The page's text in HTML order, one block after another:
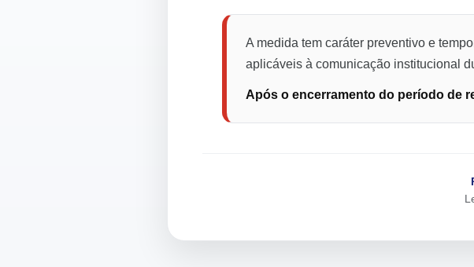
A medida tem caráter preventivo e
aplicáveis à comunicação institucional
Após o encerramento do período de